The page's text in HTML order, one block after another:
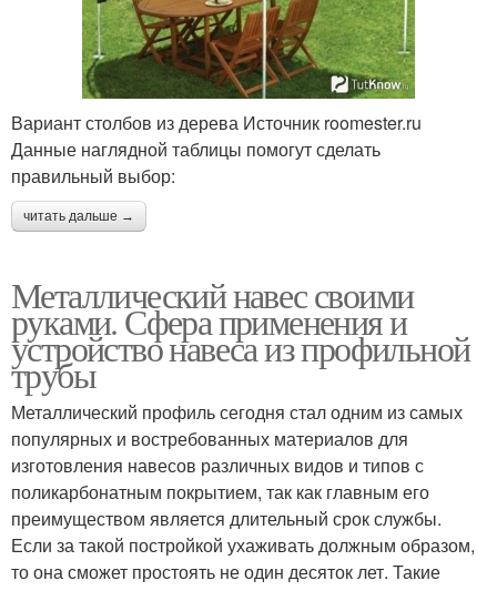
Вариант столбов из дерева Источник roomester.ru
Данные наглядной таблицы помогут сделать
правильный выбор:
читать дальше →
Металлический навес своими
руками. Сфера применения и
устройство навеса из профильной
трубы
Металлический профиль сегодня стал одним из самых
популярных и востребованных материалов для
изготовления навесов различных видов и типов с
поликарбонатным покрытием, так как главным его
преимуществом является длительный срок службы.
Если за такой постройкой ухаживать должным образом,
то она сможет простоять не один десяток лет. Такие